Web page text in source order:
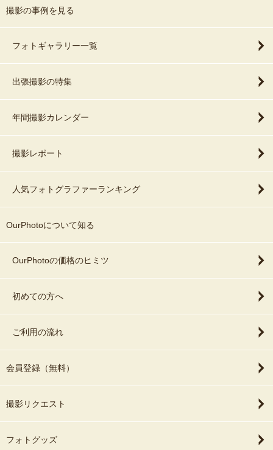
撮影の事例を見る
フォトギャラリー一覧
出張撮影の特集
年間撮影カレンダー
撮影レポート
人気フォトグラファーランキング
OurPhotoについて知る
OurPhotoの価格のヒミツ
初めての方へ
ご利用の流れ
会員登録（無料）
撮影リクエスト
フォトグッズ